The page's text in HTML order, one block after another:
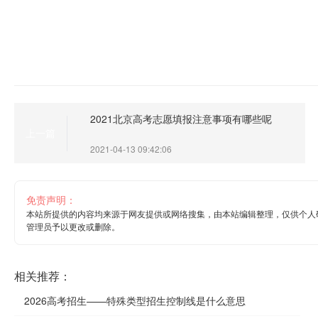
2021北京高考志愿填报注意事项有哪些呢
2021-04-13 09:42:06
免责声明：
本站所提供的内容均来源于网友提供或网络搜集，由本站编辑整理，仅供个
管理员予以更改或删除。
相关推荐：
2026高考招生——特殊类型招生控制线是什么意思